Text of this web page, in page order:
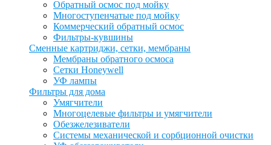
Обратный осмос под мойку
Многоступенчатые под мойку
Коммерческий обратный осмос
Фильтры-кувшины
Сменные картриджи, сетки, мембраны
Мембраны обратного осмоса
Сетки Honeywell
УФ лампы
Фильтры для дома
Умягчители
Многоцелевые фильтры и умягчители
Обезжелезиватели
Системы механической и сорбционной очистки